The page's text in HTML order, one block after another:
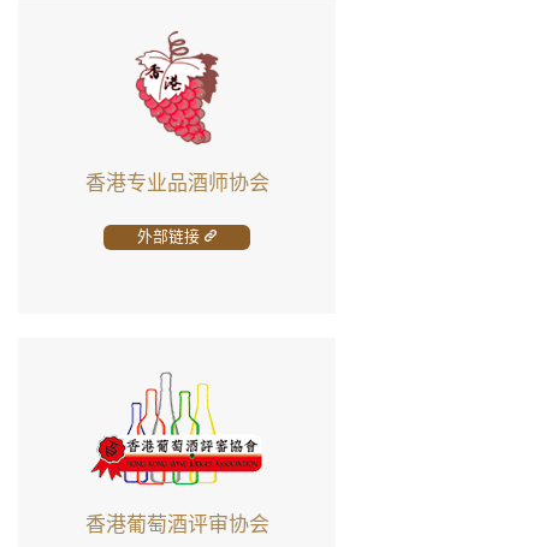
香港专业品酒师协会
外部链接
香港葡萄酒评审协会